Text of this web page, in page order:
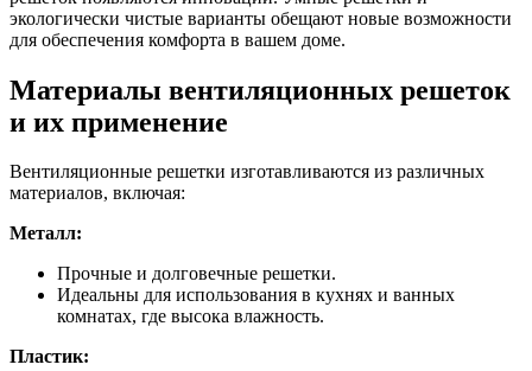
экологически чистые варианты обещают новые возможности
для обеспечения комфорта в вашем доме.
Материалы вентиляционных решеток
и их применение
Вентиляционные решетки изготавливаются из различных
материалов, включая:
Металл:
Прочные и долговечные решетки.
Идеальны для использования в кухнях и ванных
комнатах, где высока влажность.
Пластик: